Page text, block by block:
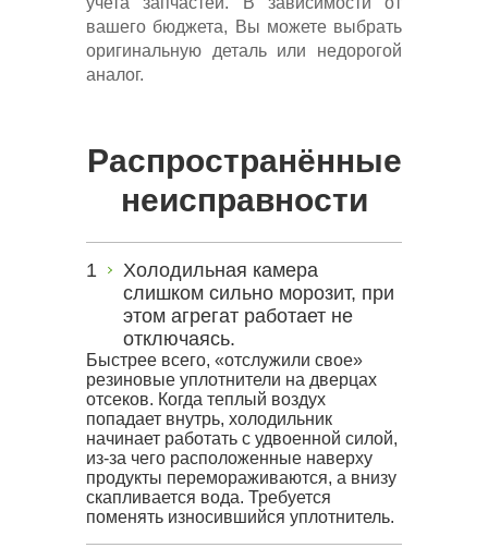
вашего бюджета, Вы можете выбрать
оригинальную деталь или недорогой
аналог.
Распространённые
неисправности
Холодильная камера
слишком сильно морозит, при
этом агрегат работает не
отключаясь.
Быстрее всего, «отслужили свое»
резиновые уплотнители на дверцах
отсеков. Когда теплый воздух
попадает внутрь, холодильник
начинает работать с удвоенной силой,
из-за чего расположенные наверху
продукты перемораживаются, а внизу
скапливается вода. Требуется
поменять износившийся уплотнитель.